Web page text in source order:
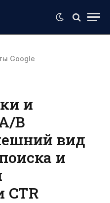
Google
и
B
вид
и
CTR